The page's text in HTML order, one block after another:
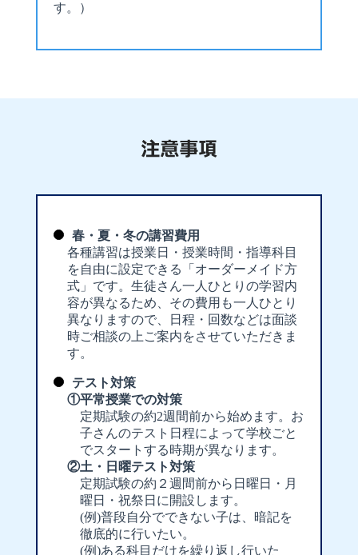
す。）
春・夏・冬の講習費用
各種講習は授業日・授業時間・指導科目
を自由に設定できる「オーダーメイド方
式」です。生徒さん一人ひとりの学習内
容が異なるため、その費用も一人ひとり
異なりますので、日程・回数などは面談
時ご相談の上ご案内をさせていただきま
す。
テスト対策
①平常授業での対策
定期試験の約2週間前から始めます。お
子さんのテスト日程によって学校ごと
でスタートする時期が異なります。
②土・日曜テスト対策
定期試験の約２週間前から日曜日・月
曜日・祝祭日に開設します。
(例)普段自分でできない子は、暗記を
徹底的に行いたい。
(例)ある科目だけを繰り返し行いた